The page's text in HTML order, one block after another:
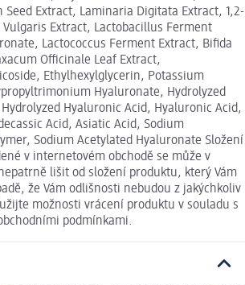
Seed Extract, Laminaria Digitata Extract, 1,2-
Extract, Lactobacillus Ferment
Lactococcus Ferment Extract, Bifida
Officinale Leaf Extract,
Ethylhexylglycerin, Potassium
Hyaluronate, Hydrolyzed
Hyaluronic Acid, Hyaluronic Acid,
Acid, Asiatic Acid, Sodium
Sodium Acetylated Hyaluronate Složení
v internetovém obchodě se může v
lišit od složení produktu, který Vám
že Vám odlišnosti nebudou z jakýchkoliv
možnosti vrácení produktu v souladu s
podmínkami.